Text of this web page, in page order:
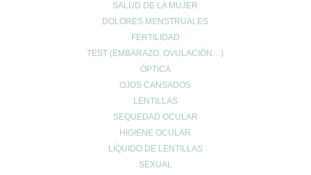
SALUD DE LA MUJER
DOLORES MENSTRUALES
FERTILIDAD
TEST (EMBARAZO, OVULACIÓN…)
ÓPTICA
OJOS CANSADOS
LENTILLAS
SEQUEDAD OCULAR
HIGIENE OCULAR
LÍQUIDO DE LENTILLAS
SEXUAL
Aún no agregaste productos.